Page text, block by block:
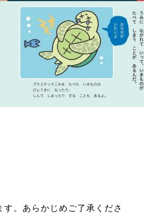
。あらかじめご了承くださ